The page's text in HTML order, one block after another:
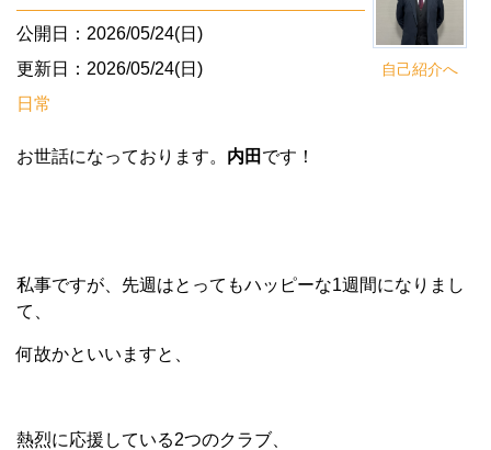
自己紹介へ
公開日：2026/05/24(日)
更新日：2026/05/24(日)
日常
お世話になっております。 内田 です！
私事ですが、先週はとってもハッピーな1週間になりまし
て、
何故かといいますと、
熱烈に応援している2つのクラブ、